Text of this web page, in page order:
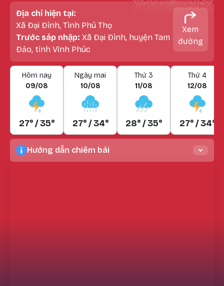
Địa chỉ hiện tại:
Xã Đại Đình, Tình Phú Thọ
Trước sáp nhập: Xã Đại Đình, huyện Tam
Đảo, tỉnh Vĩnh Phúc
Xem
đường
Hôm nay
09/08
27° / 35°
Ngày mai
10/08
27° / 34°
Thứ 3
11/08
28° / 35°
Thứ 4
12/08
27° / 34°
Hướng dẫn chiêm bái